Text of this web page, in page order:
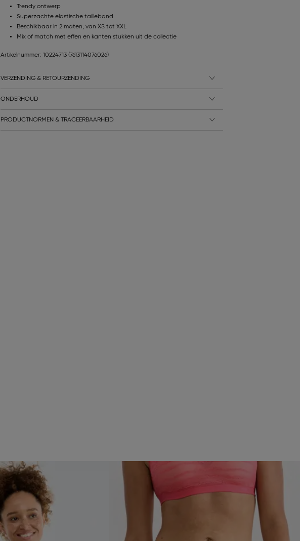
Trendy ontwerp
Superzachte elastische tailleband
Beschikbaar in 2 maten, van XS tot XXL
Mix of match met effen en kanten stukken uit de collectie
Artikelnummer: 10224713 (7613114076026)
VERZENDING & RETOURZENDING
ONDERHOUD
PRODUCTNORMEN & TRACEERBAARHEID